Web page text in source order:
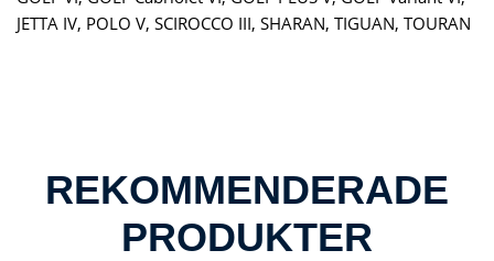
JETTA IV, POLO V, SCIROCCO III, SHARAN, TIGUAN, TOURAN
REKOMMENDERADE
PRODUKTER